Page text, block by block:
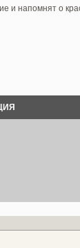
и напомнят о